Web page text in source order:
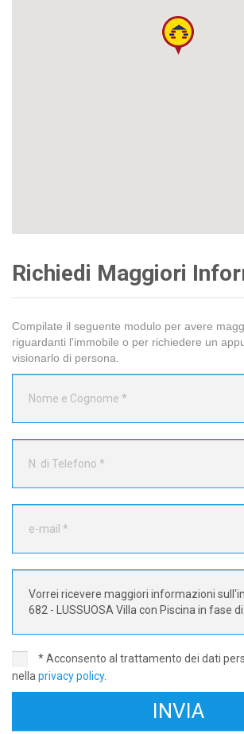
Richiedi Maggiori
Compilate il seguente modulo per avere
riguardanti l'immobile o per richiedere un
visionarlo di persona.
* Acconsento al trattamento dei dati
nella privacy policy.